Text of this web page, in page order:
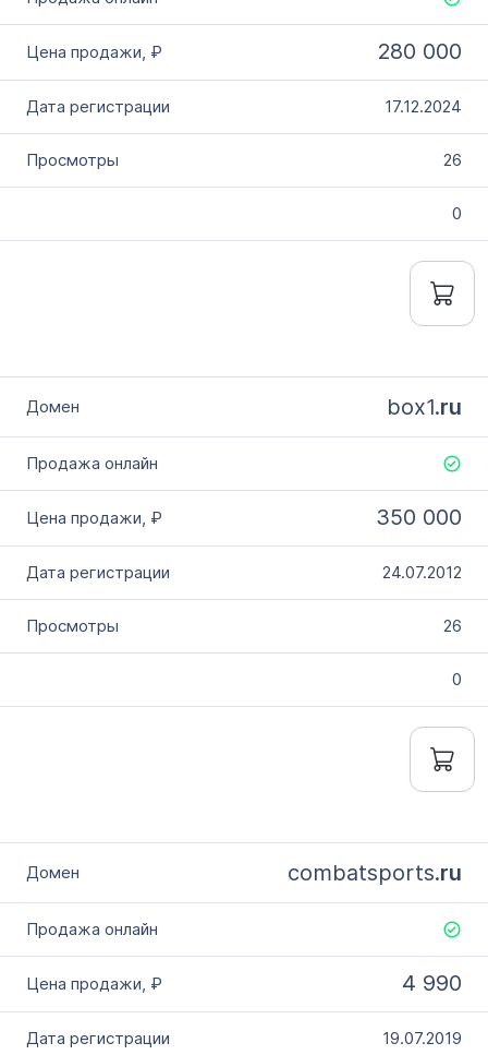
280 000
17.12.2024
26
0
box1.ru
350 000
24.07.2012
26
0
combatsports.ru
4 990
19.07.2019